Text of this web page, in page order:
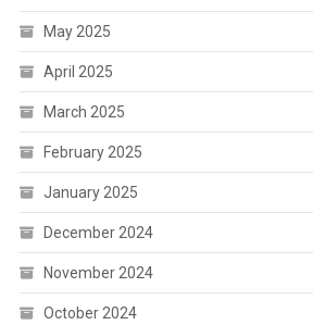
May 2025
April 2025
March 2025
February 2025
January 2025
December 2024
November 2024
October 2024